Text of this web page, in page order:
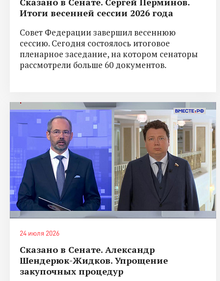
Итоги весенней сессии 2026 года
Совет Федерации завершил весеннюю
сессию. Сегодня состоялось итоговое
пленарное заседание, на котором сенаторы
рассмотрели больше 60 документов.
24 июля 2026
Сказано в Сенате. Александр
Шендерюк-Жидков. Упрощение
закупочных процедур